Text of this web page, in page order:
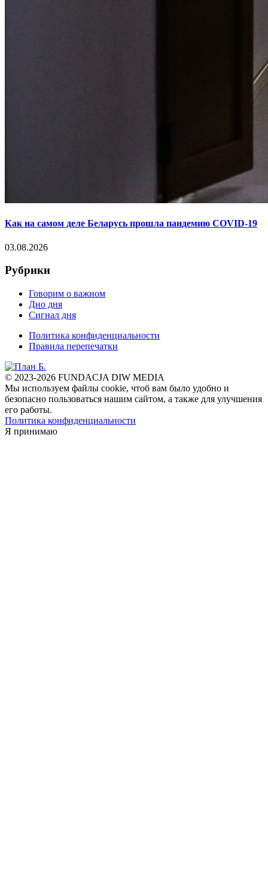
Как на самом деле Беларусь прошла пандемию COVID-19
03.08.2026
Рубрики
Говорим о важном
Дно дня
Сигнал дня
Политика конфиденциальности
Правила перепечатки
© 2023-2026 FUNDACJA DIW MEDIA
Мы используем файлы cookie, чтоб вам было удобно и
безопасно пользоваться нашим сайтом, а также для улучшения
его работы.
Политика конфиденциальности
Я принимаю